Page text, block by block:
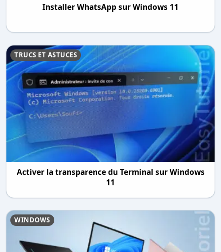
Installer WhatsApp sur Windows 11
TRUCS ET ASTUCES
Activer la transparence du Terminal sur Windows
11
WINDOWS